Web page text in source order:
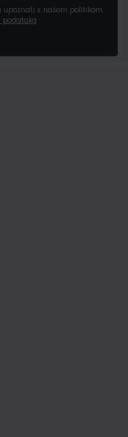
s našom politikom
podataka